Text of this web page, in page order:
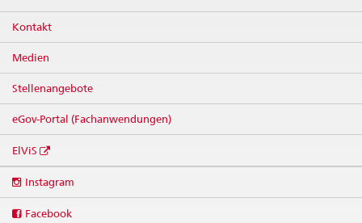
Kontakt
Medien
Stellenangebote
eGov-Portal (Fachanwendungen)
ElViS
media
Instagram
Facebook